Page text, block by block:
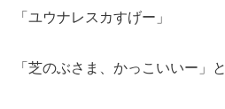
「ユウナレスカすげー」
「芝のぶさま、かっこいいー」と